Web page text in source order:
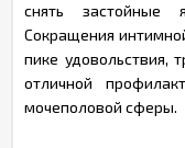
снять застойные
Сокращения
пике удовольствия,
отличной
мочеполовой сферы.